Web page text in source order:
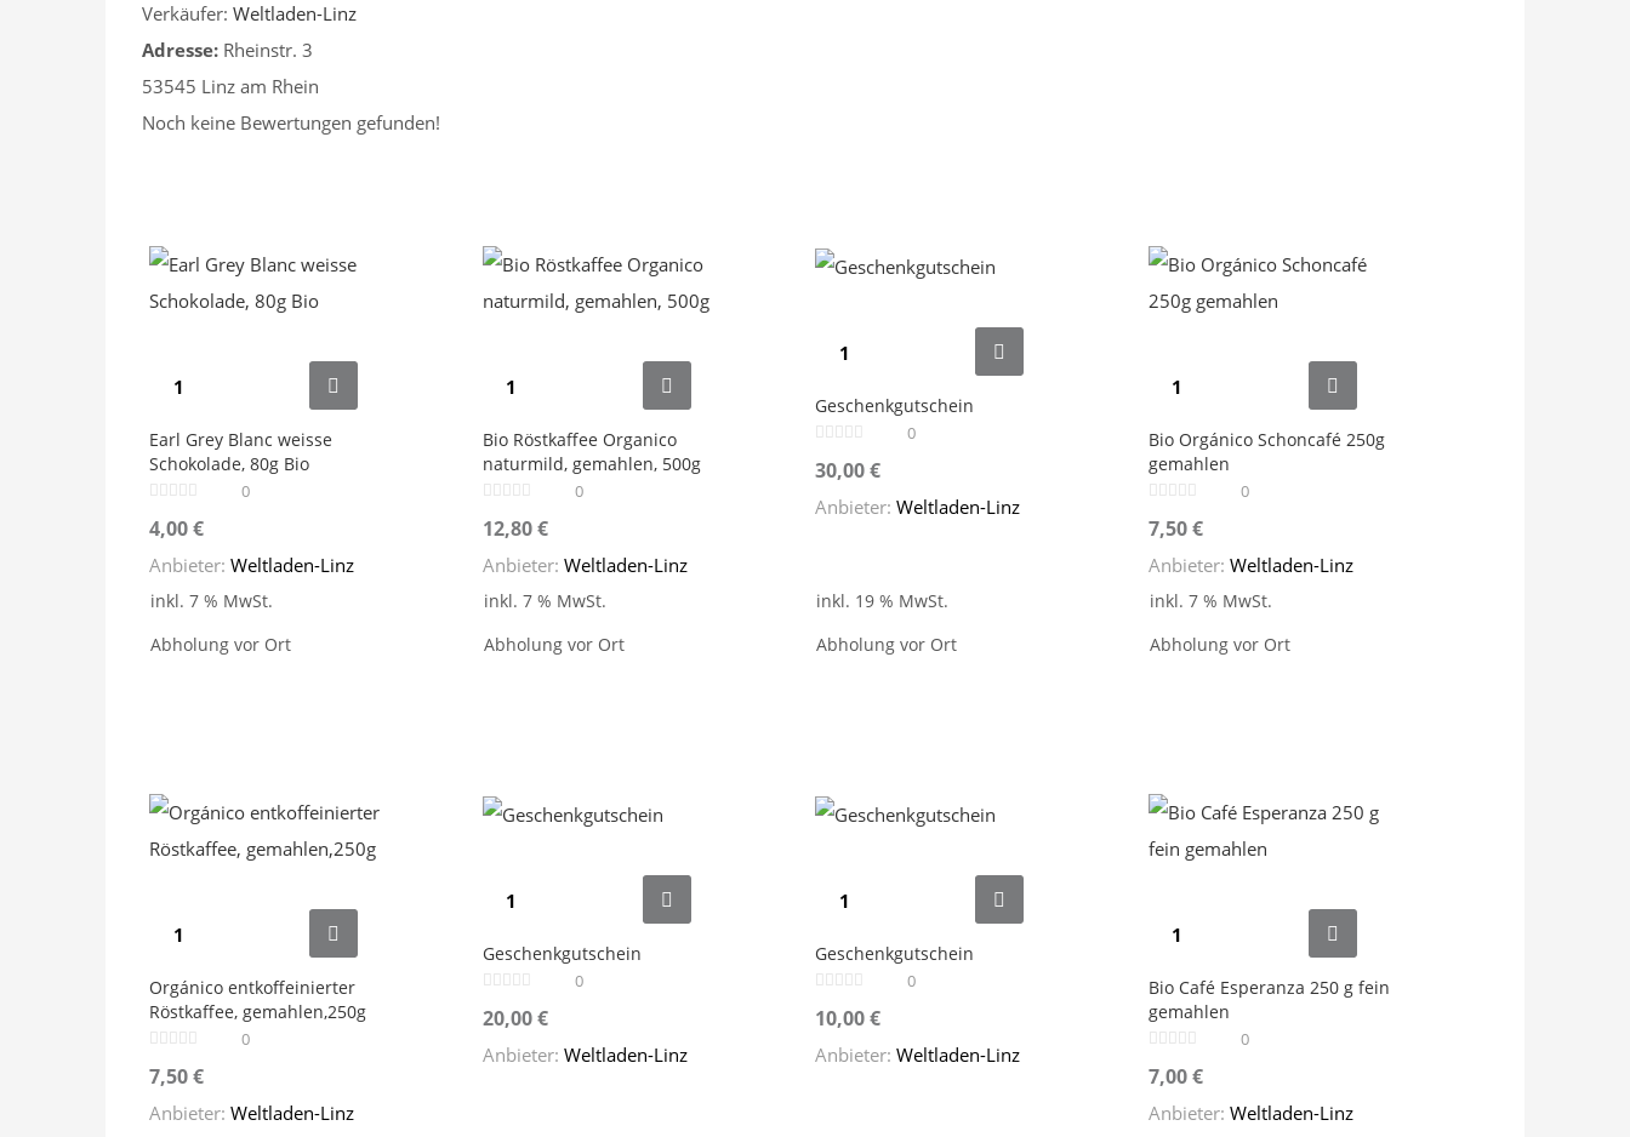
Verkäufer: Weltladen-Linz
Adresse: Rheinstr. 3
53545 Linz am Rhein
Noch keine Bewertungen gefunden!
Earl Grey Blanc weisse
Schokolade, 80g Bio
0
4,00€
Anbieter: Weltladen-Linz
inkl. 7 % MwSt.
Abholung vor Ort
Bio Röstkaffee Organico
naturmild, gemahlen, 500g
0
12,80€
Anbieter: Weltladen-Linz
inkl. 7 % MwSt.
Abholung vor Ort
Geschenkgutschein
0
30,00€
Anbieter: Weltladen-Linz
inkl. 19 % MwSt.
Abholung vor Ort
Bio Orgánico Schoncafé 250g
gemahlen
0
7,50€
Anbieter: Weltladen-Linz
inkl. 7 % MwSt.
Abholung vor Ort
Orgánico entkoffeinierter
Röstkaffee, gemahlen,250g
0
7,50€
Anbieter: Weltladen-Linz
Geschenkgutschein
0
20,00€
Anbieter: Weltladen-Linz
Geschenkgutschein
0
10,00€
Anbieter: Weltladen-Linz
Bio Café Esperanza 250 g fein
gemahlen
0
7,00€
Anbieter: Weltladen-Linz